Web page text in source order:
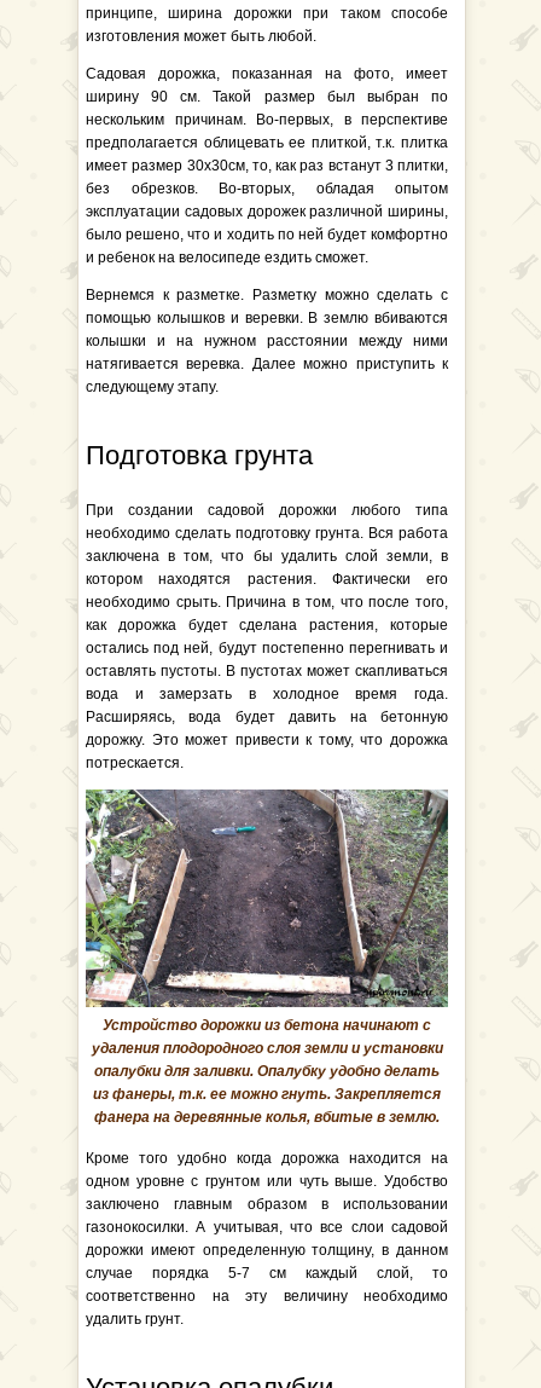
принципе, ширина дорожки при таком способе
изготовления может быть любой.
Садовая дорожка, показанная на фото, имеет
ширину 90 см. Такой размер был выбран по
нескольким причинам. Во-первых, в перспективе
предполагается облицевать ее плиткой, т.к. плитка
имеет размер 30х30см, то, как раз встанут 3 плитки,
без обрезков. Во-вторых, обладая опытом
эксплуатации садовых дорожек различной ширины,
было решено, что и ходить по ней будет комфортно
и ребенок на велосипеде ездить сможет.
Вернемся к разметке. Разметку можно сделать с
помощью колышков и веревки. В землю вбиваются
колышки и на нужном расстоянии между ними
натягивается веревка. Далее можно приступить к
следующему этапу.
Подготовка грунта
При создании садовой дорожки любого типа
необходимо сделать подготовку грунта. Вся работа
заключена в том, что бы удалить слой земли, в
котором находятся растения. Фактически его
необходимо срыть. Причина в том, что после того,
как дорожка будет сделана растения, которые
остались под ней, будут постепенно перегнивать и
оставлять пустоты. В пустотах может скапливаться
вода и замерзать в холодное время года.
Расширяясь, вода будет давить на бетонную
дорожку. Это может привести к тому, что дорожка
потрескается.
Устройство дорожки из бетона начинают с
удаления плодородного слоя земли и установки
опалубки для заливки. Опалубку удобно делать
из фанеры, т.к. ее можно гнуть. Закрепляется
фанера на деревянные колья, вбитые в землю.
Кроме того удобно когда дорожка находится на
одном уровне с грунтом или чуть выше. Удобство
заключено главным образом в использовании
газонокосилки. А учитывая, что все слои садовой
дорожки имеют определенную толщину, в данном
случае порядка 5-7 см каждый слой, то
соответственно на эту величину необходимо
удалить грунт.